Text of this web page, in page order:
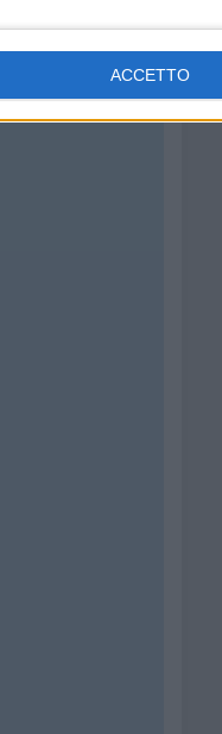
ACCETTO